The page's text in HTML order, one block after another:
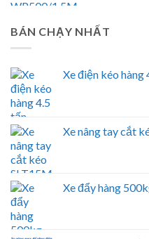
BÁN CHẠY NHẤT
Xe điện kéo hàng
Xe nâng tay cắt
Xe đẩy hàng